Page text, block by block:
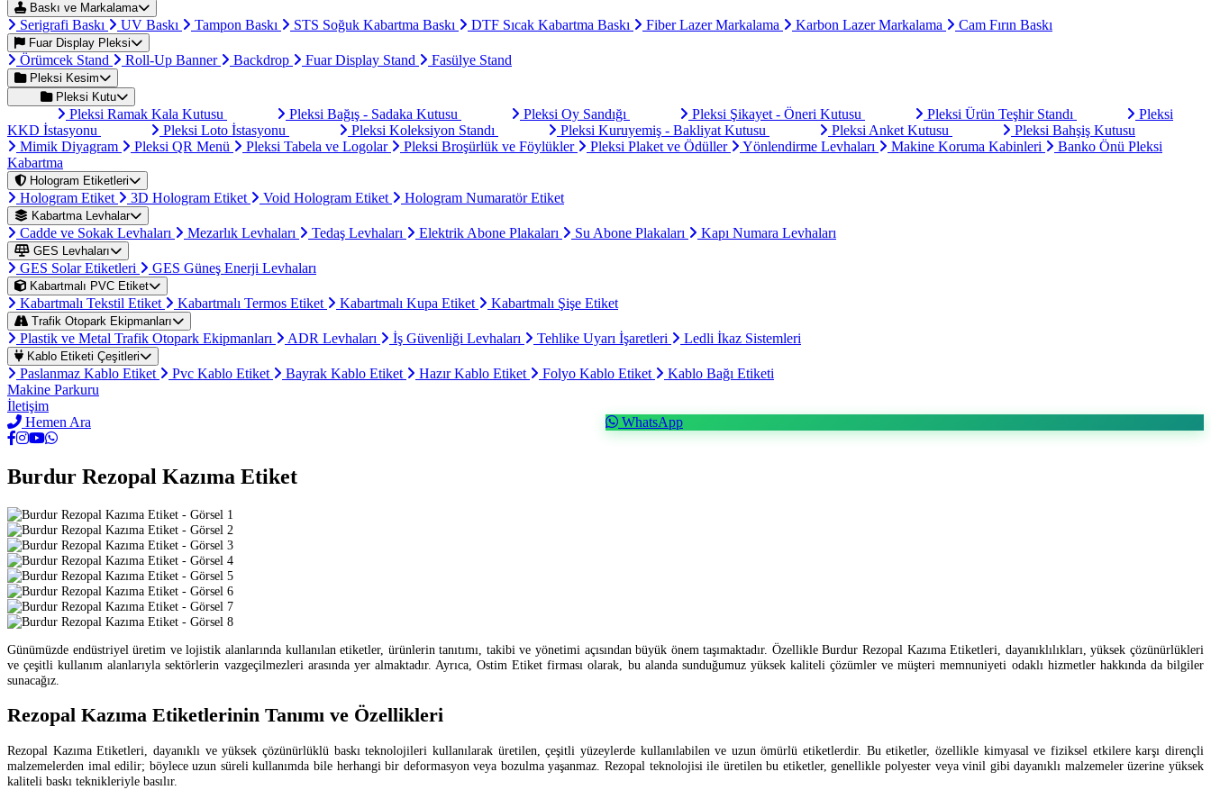
Baskı ve Markalama
Serigrafi Baskı UV Baskı Tampon Baskı STS Soğuk Kabartma Baskı DTF Sıcak Kabartma Baskı Fiber Lazer Markalama Karbon Lazer Markalama Cam Fırın Baskı
Fuar Display Pleksi
Örümcek Stand Roll-Up Banner Backdrop Fuar Display Stand Fasülye Stand
Pleksi Kesim
Pleksi Kutu
Pleksi Ramak Kala Kutusu Pleksi Bağış - Sadaka Kutusu Pleksi Oy Sandığı Pleksi Şikayet - Öneri Kutusu Pleksi Ürün Teşhir Standı
Pleksi
KKD İstasyonu
Pleksi Loto İstasyonu Pleksi Koleksiyon Standı Pleksi Kuruyemiş - Bakliyat Kutusu Pleksi Anket Kutusu
Pleksi Bahşiş Kutusu
Mimik Diyagram
Pleksi QR Menü Pleksi Tabela ve Logolar Pleksi Broşürlük ve Föylükler Pleksi Plaket ve Ödüller Yönlendirme Levhaları Makine Koruma Kabinleri
Banko Önü Pleksi
Kabartma
Hologram Etiketleri
Hologram Etiket 3D Hologram Etiket Void Hologram Etiket Hologram Numaratör Etiket
Kabartma Levhalar
Cadde ve Sokak Levhaları Mezarlık Levhaları Tedaş Levhaları Elektrik Abone Plakaları Su Abone Plakaları Kapı Numara Levhaları
GES Levhaları
GES Solar Etiketleri GES Güneş Enerji Levhaları
Kabartmalı PVC Etiket
Kabartmalı Tekstil Etiket Kabartmalı Termos Etiket Kabartmalı Kupa Etiket Kabartmalı Şişe Etiket
Trafik Otopark Ekipmanları
Plastik ve Metal Trafik Otopark Ekipmanları ADR Levhaları İş Güvenliği Levhaları Tehlike Uyarı İşaretleri Ledli İkaz Sistemleri
Kablo Etiketi Çeşitleri
Paslanmaz Kablo Etiket Pvc Kablo Etiket Bayrak Kablo Etiket Hazır Kablo Etiket Folyo Kablo Etiket
Kablo Bağı Etiketi
Makine Parkuru
İletişim
Hemen Ara
WhatsApp
Burdur Rezopal Kazıma Etiket
Günümüzde endüstriyel üretim ve lojistik alanlarında kullanılan etiketler, ürünlerin tanıtımı, takibi ve yönetimi açısından büyük önem taşımaktadır. Özellikle Burdur Rezopal Kazıma Etiketleri, dayanıklılıkları, yüksek çözünürlükleri
ve çeşitli kullanım alanlarıyla sektörlerin vazgeçilmezleri arasında yer almaktadır. Ayrıca, Ostim Etiket firması olarak, bu alanda sunduğumuz yüksek kaliteli çözümler ve müşteri memnuniyeti odaklı hizmetler hakkında da bilgiler
sunacağız.
Rezopal Kazıma Etiketlerinin Tanımı ve Özellikleri
Rezopal Kazıma Etiketleri, dayanıklı ve yüksek çözünürlüklü baskı teknolojileri kullanılarak üretilen, çeşitli yüzeylerde kullanılabilen ve uzun ömürlü etiketlerdir. Bu etiketler, özellikle kimyasal ve fiziksel etkilere karşı dirençli
malzemelerden imal edilir; böylece uzun süreli kullanımda bile herhangi bir deformasyon veya bozulma yaşanmaz. Rezopal teknolojisi ile üretilen bu etiketler, genellikle polyester veya vinil gibi dayanıklı malzemeler üzerine yüksek
kaliteli baskı teknikleriyle basılır.